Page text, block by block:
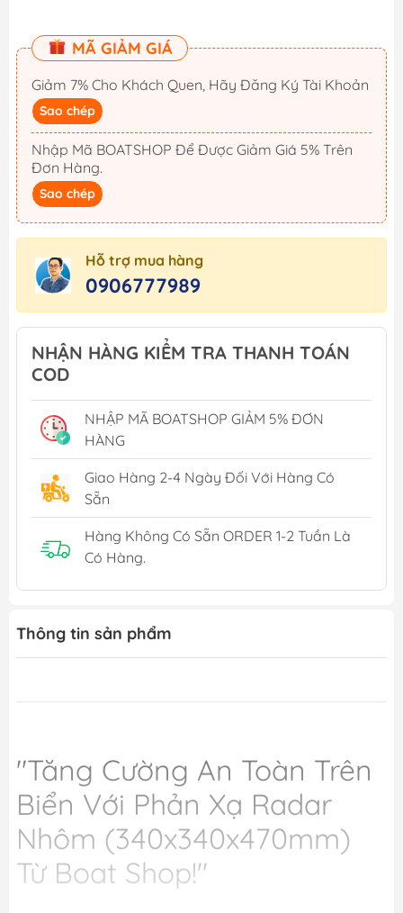
MÃ GIẢM GIÁ
Giảm 7% Cho Khách Quen, Hãy Đăng Ký Tài Khoản
Sao chép
Nhập Mã BOATSHOP Để Được Giảm Giá 5% Trên
Đơn Hàng.
Sao chép
Hỗ trợ mua hàng
0906777989
NHẬN HÀNG KIỂM TRA THANH TOÁN
COD
NHẬP MÃ BOATSHOP GIẢM 5% ĐƠN
HÀNG
Giao Hàng 2-4 Ngày Đối Với Hàng Có
Sẵn
Hàng Không Có Sẵn ORDER 1-2 Tuần Là
Có Hàng.
Thông tin sản phẩm
"Tăng Cường An Toàn Trên
Biển Với Phản Xạ Radar
Nhôm (340x340x470mm)
Từ Boat Shop!"